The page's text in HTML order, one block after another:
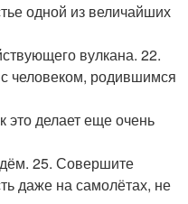
одной из величайших
вулкана. 22.
человеком, родившимся
это делает еще очень
25. Совершите
даже на самолётах, не